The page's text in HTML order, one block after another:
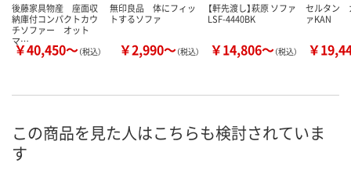
後藤家具物産 座面収
納庫付コンパクトカウ
チソファー オット
マ…
￥40,450～（税込）
無印良品 体にフィッ
トするソファ
￥2,990～（税込）
【軒先渡し】萩原 ソファ
LSF-4440BK
￥14,806～（税込）
セルタン
ァKAN
￥
この商品を見た人はこちらも検討されていま
す